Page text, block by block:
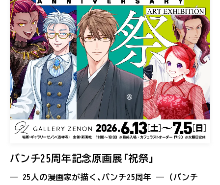
バンチ25周年記念原画展「祝祭」
― 25人の漫画家が描く、バンチ25周年 ― （バンチ